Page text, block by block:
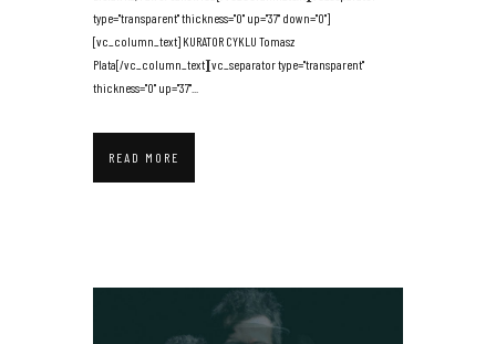
type="transparent" thickness="0" up="37" down="0"]
[vc_column_text] KURATOR CYKLU Tomasz
Plata[/vc_column_text][vc_separator type="transparent"
thickness="0" up="37"...
READ MORE